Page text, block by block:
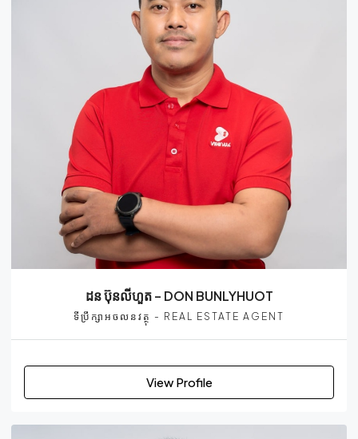
ដន ប៊ុនលីហួត – DON BUNLYHUOT
ទីប្រឹក្សាអចលនវត្ថុ - REAL ESTATE AGENT
View Profile